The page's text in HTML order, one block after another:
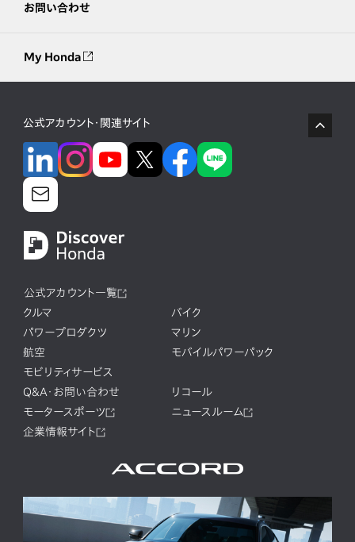
お問い合わせ
My Honda
公式アカウント・関連サイト
公式アカウント一覧
クルマ
バイク
パワープロダクツ
マリン
航空
モバイルパワーパック
モビリティサービス
Q&A・お問い合わせ
リコール
モータースポーツ
ニュースルーム
企業情報サイト